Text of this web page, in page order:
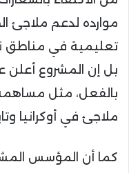
موارده لدعم ملاجئ
تعليمية في مناطق
بل إن المشروع أعلن
ملاجئ في أوكرانيا
كما أن المؤسس